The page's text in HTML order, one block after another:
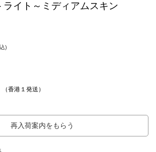
ライト～ミディアムスキン
)
（香港１発送）
再入荷案内をもらう